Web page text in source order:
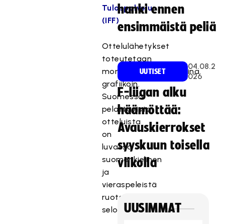
Tulospalvelu
(IFF)
Ottelulähetykset
toteutetaan
monikameratuotantoina
grafiikoin.
Suomessa
pelattavista
otteluista
on
luvassa
suomenkielinen
ja
vieraspeleistä
ruotsinkielinen
selostus.
hanki ennen
ensimmäistä peliä
UUTISET
04.08.2
026
F-liigan alku
häämöttää:
Avauskierrokset
syyskuun toisella
viikolla
UUSIMMAT